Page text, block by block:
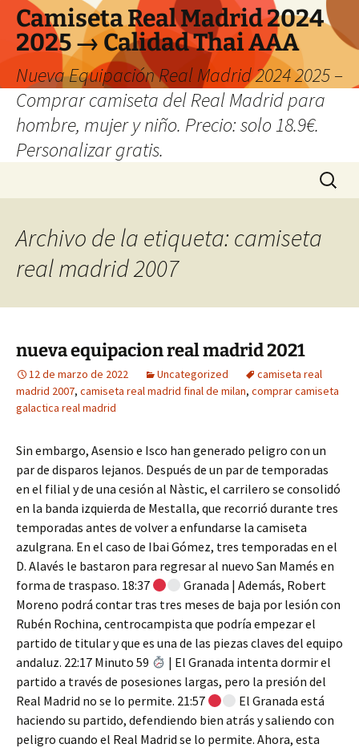
Camiseta Real Madrid 2024
2025 → Calidad Thai AAA
Nueva Equipación Real Madrid 2024 2025 –
Comprar camiseta del Real Madrid para
hombre, mujer y niño. Precio: solo 18.9€.
Personalizar gratis.
Buscar:
Archivo de la etiqueta: camiseta
real madrid 2007
nueva equipacion real madrid 2021
12 de marzo de 2022 Uncategorized
camiseta real
madrid 2007, camiseta real madrid final de milan, comprar camiseta
galactica real madrid
Sin embargo, Asensio e Isco han generado peligro con un
par de disparos lejanos. Después de un par de temporadas
en el filial y de una cesión al Nàstic, el carrilero se consolidó
en la banda izquierda de Mestalla, que recorrió durante tres
temporadas antes de volver a enfundarse la camiseta
azulgrana. En el caso de Ibai Gómez, tres temporadas en el
D. Alavés le bastaron para regresar al nuevo San Mamés en
forma de traspaso. 18:37
Granada | Además, Robert
Moreno podrá contar tras tres meses de baja por lesión con
Rubén Rochina, centrocampista que podría empezar el
partido de titular y que es una de las piezas claves del equipo
andaluz. 22:17 Minuto 59
| El Granada intenta dormir el
partido a través de posesiones largas, pero la presión del
Real Madrid no se lo permite. 21:57
El Granada está
haciendo su partido, defendiendo bien atrás y saliendo con
peligro cuando el Real Madrid se lo permite. Ahora, esta